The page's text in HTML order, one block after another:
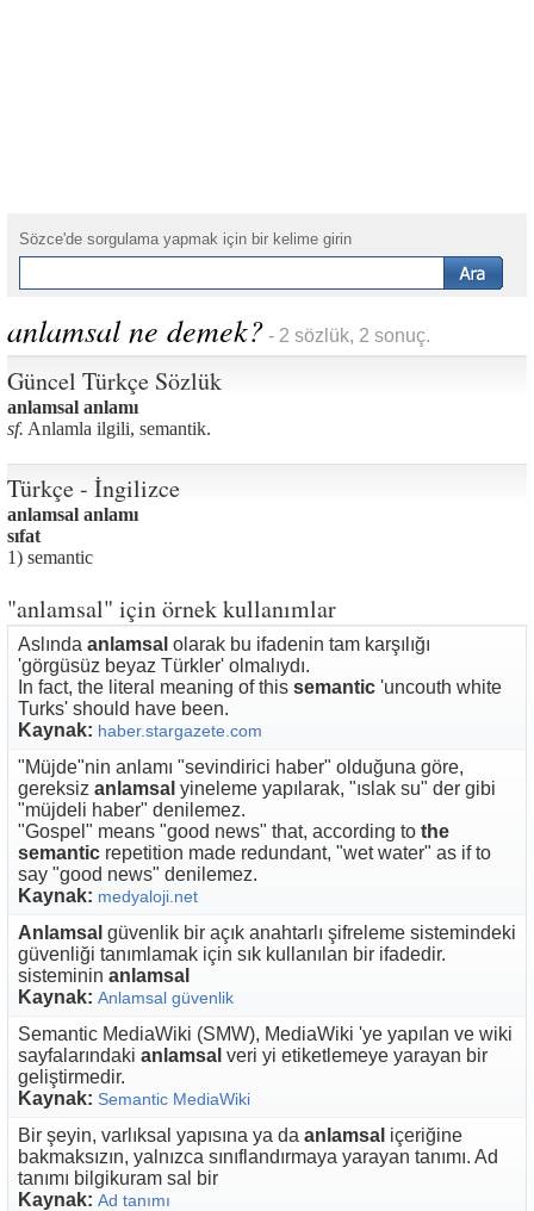
Sözce'de sorgulama yapmak için bir kelime girin
anlamsal ne demek? - 2 sözlük, 2 sonuç.
Güncel Türkçe Sözlük
anlamsal anlamı
sf. Anlamla ilgili, semantik.
Türkçe - İngilizce
anlamsal anlamı
sıfat
1) semantic
"anlamsal" için örnek kullanımlar
Aslında anlamsal olarak bu ifadenin tam karşılığı
'görgüsüz beyaz Türkler' olmalıydı.
In fact, the literal meaning of this semantic 'uncouth white
Turks' should have been.
Kaynak: haber.stargazete.com
"Müjde"nin anlamı "sevindirici haber" olduğuna göre,
gereksiz anlamsal yineleme yapılarak, "ıslak su" der gibi
"müjdeli haber" denilemez.
"Gospel" means "good news" that, according to the
semantic repetition made ​​redundant, "wet water" as if to
say "good news" denilemez.
Kaynak: medyaloji.net
Anlamsal güvenlik bir açık anahtarlı şifreleme sistemindeki
güvenliği tanımlamak için sık kullanılan bir ifadedir.
sisteminin anlamsal
Kaynak: Anlamsal güvenlik
Semantic MediaWiki (SMW), MediaWiki 'ye yapılan ve wiki
sayfalarındaki anlamsal veri yi etiketlemeye yarayan bir
geliştirmedir.
Kaynak: Semantic MediaWiki
Bir şeyin, varlıksal yapısına ya da anlamsal içeriğine
bakmaksızın, yalnızca sınıflandırmaya yarayan tanımı. Ad
tanımı bilgikuram sal bir
Kaynak: Ad tanımı